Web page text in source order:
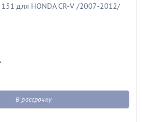
для HONDA CR-V /2007-2012/
В рассрочку